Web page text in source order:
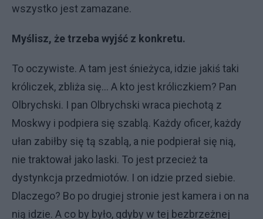
wszystko jest zamazane.
Myślisz, że trzeba wyjść z konkretu.
To oczywiste. A tam jest śnieżyca, idzie jakiś taki
króliczek, zbliża się... A kto jest króliczkiem? Pan
Olbrychski. I pan Olbrychski wraca piechotą z
Moskwy i podpiera się szablą. Każdy oficer, każdy
ułan zabiłby się tą szablą, a nie podpierał się nią,
nie traktował jako laski. To jest przecież ta
dystynkcja przedmiotów. I on idzie przed siebie.
Dlaczego? Bo po drugiej stronie jest kamera i on na
nią idzie. A co by było, gdyby w tej bezbrzeżnej